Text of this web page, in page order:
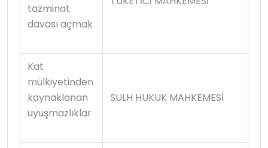
tazminat
davası açmak
Kat
mülkiyetinden
kaynaklanan
uyuşmazlıklar
SULH HUKUK MAHKEMESİ